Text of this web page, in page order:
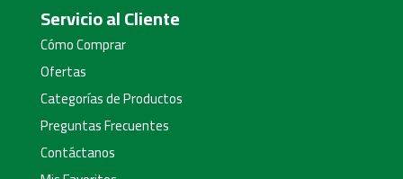
Servicio al Cliente
Cómo Comprar
Ofertas
Categorías de Productos
Preguntas Frecuentes
Contáctanos